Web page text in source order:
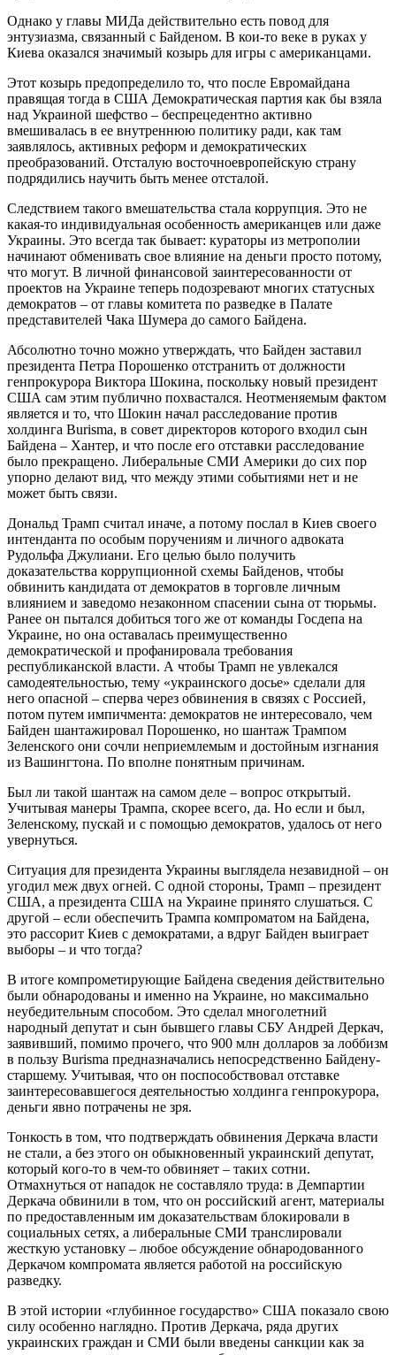
Однако у главы МИДа действительно есть повод для
энтузиазма, связанный с Байденом. В кои-то веке в руках у
Киева оказался значимый козырь для игры с американцами.
Этот козырь предопределило то, что после Евромайдана
правящая тогда в США Демократическая партия как бы взяла
над Украиной шефство – беспрецедентно активно
вмешивалась в ее внутреннюю политику ради, как там
заявлялось, активных реформ и демократических
преобразований. Отсталую восточноевропейскую страну
подрядились научить быть менее отсталой.
Следствием такого вмешательства стала коррупция. Это не
какая-то индивидуальная особенность американцев или даже
Украины. Это всегда так бывает: кураторы из метрополии
начинают обменивать свое влияние на деньги просто потому,
что могут. В личной финансовой заинтересованности от
проектов на Украине теперь подозревают многих статусных
демократов – от главы комитета по разведке в Палате
представителей Чака Шумера до самого Байдена.
Абсолютно точно можно утверждать, что Байден заставил
президента Петра Порошенко отстранить от должности
генпрокурора Виктора Шокина, поскольку новый президент
США сам этим публично похвастался. Неотменяемым фактом
является и то, что Шокин начал расследование против
холдинга Burisma, в совет директоров которого входил сын
Байдена – Хантер, и что после его отставки расследование
было прекращено. Либеральные СМИ Америки до сих пор
упорно делают вид, что между этими событиями нет и не
может быть связи.
Дональд Трамп считал иначе, а потому послал в Киев своего
интенданта по особым поручениям и личного адвоката
Рудольфа Джулиани. Его целью было получить
доказательства коррупционной схемы Байденов, чтобы
обвинить кандидата от демократов в торговле личным
влиянием и заведомо незаконном спасении сына от тюрьмы.
Ранее он пытался добиться того же от команды Госдепа на
Украине, но она оставалась преимущественно
демократической и профанировала требования
республиканской власти. А чтобы Трамп не увлекался
самодеятельностью, тему «украинского досье» сделали для
него опасной – сперва через обвинения в связях с Россией,
потом путем импичмента: демократов не интересовало, чем
Байден шантажировал Порошенко, но шантаж Трампом
Зеленского они сочли неприемлемым и достойным изгнания
из Вашингтона. По вполне понятным причинам.
Был ли такой шантаж на самом деле – вопрос открытый.
Учитывая манеры Трампа, скорее всего, да. Но если и был,
Зеленскому, пускай и с помощью демократов, удалось от него
увернуться.
Ситуация для президента Украины выглядела незавидной – он
угодил меж двух огней. С одной стороны, Трамп – президент
США, а президента США на Украине принято слушаться. С
другой – если обеспечить Трампа компроматом на Байдена,
это рассорит Киев с демократами, а вдруг Байден выиграет
выборы – и что тогда?
В итоге компрометирующие Байдена сведения действительно
были обнародованы и именно на Украине, но максимально
неубедительным способом. Это сделал многолетний
народный депутат и сын бывшего главы СБУ Андрей Деркач,
заявивший, помимо прочего, что 900 млн долларов за лоббизм
в пользу Burisma предназначались непосредственно Байдену-
старшему. Учитывая, что он поспособствовал отставке
заинтересовавшегося деятельностью холдинга генпрокурора,
деньги явно потрачены не зря.
Тонкость в том, что подтверждать обвинения Деркача власти
не стали, а без этого он обыкновенный украинский депутат,
который кого-то в чем-то обвиняет – таких сотни.
Отмахнуться от нападок не составляло труда: в Демпартии
Деркача обвинили в том, что он российский агент, материалы
по предоставленным им доказательствам блокировали в
социальных сетях, а либеральные СМИ транслировали
жесткую установку – любое обсуждение обнародованного
Деркачом компромата является работой на российскую
разведку.
В этой истории «глубинное государство» США показало свою
силу особенно наглядно. Против Деркача, ряда других
украинских граждан и СМИ были введены санкции как за